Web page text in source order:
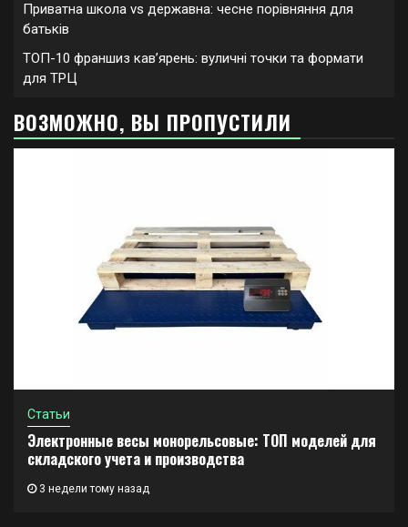
Приватна школа vs державна: чесне порівняння для
батьків
ТОП-10 франшиз кавʼярень: вуличні точки та формати
для ТРЦ
ВОЗМОЖНО, ВЫ ПРОПУСТИЛИ
Статьи
Электронные весы монорельсовые: ТОП моделей для
складского учета и производства
3 недели тому назад